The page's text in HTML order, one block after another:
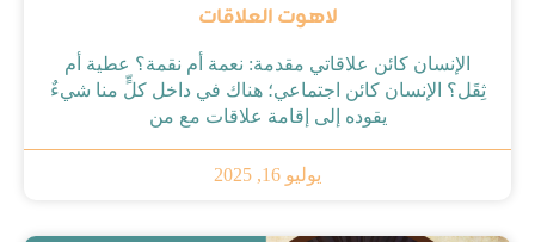
لاهوت العلاقات
الإنسان كائن علاقاتي مقدمة: نعمة أم نقمة؟ عطية أم
ثِقَل؟ الإنسان كائن اجتماعي؛ هناك في داخل كلٍّ منا شيءٌ
يقوده إلى إقامة علاقات مع من
يوليو 16, 2025